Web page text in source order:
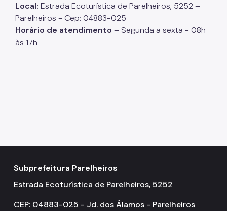
Local: Estrada Ecoturística de Parelheiros, 5252 –
Parelheiros - Cep: 04883-025
Horário de atendimento – Segunda a sexta - 08h
às 17h
Subprefeitura Parelheiros
Estrada Ecoturística de Parelheiros, 5252
CEP: 04883-025 - Jd. dos Álamos - Parelheiros